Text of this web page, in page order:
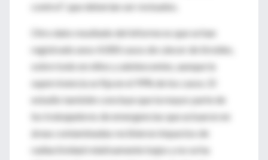
control", que deberían ser revisados.
Otro dato resultado del informe es que se han
registrado unos 4.000 casos de cáncer de tiroides,
sobre todo en niños y adolescentes, aunque la
supervivencia se fija en el 99% de los casos. El
estudio también concluye que la mayor parte de
los trabajadores de emergencias que actuaron en
áreas contaminadas recibieron impactos de
radiactividad relativamente bajos y no se ha